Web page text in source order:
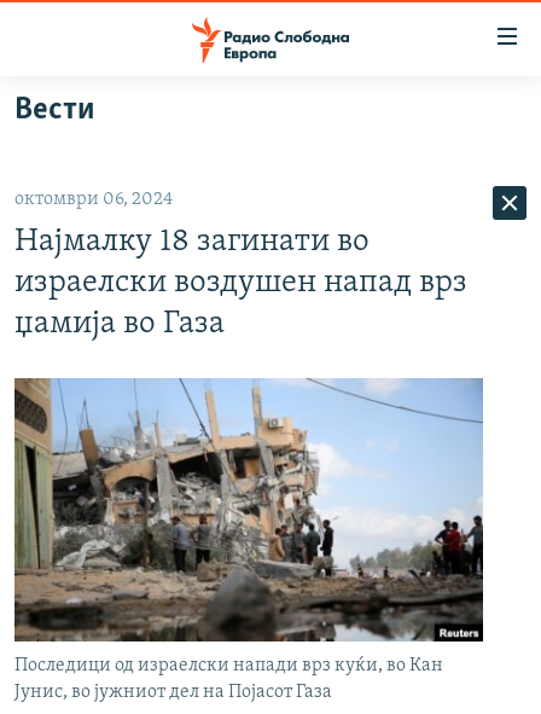
Оди
на
главната
навигација
Премини
на
ВИЗУЕЛНО
ВЕСТИ
ШТО ТРЕБА ДА ЗНАЕТЕ
ПРИЈАВИ СЕ ЗА ЊУЗЛЕТЕР
ПОДКАСТ ЗОШТО?
СЛЕДЕТЕ НЕ
РСЕ веб страници
Вести
октомври 06, 2024
Најмалку 18 загинати во
израелски воздушен напад врз
џамија во Газа
Последици од израелски напади врз куќи, во Кан
Јунис, во јужниот дел на Појасот Газа